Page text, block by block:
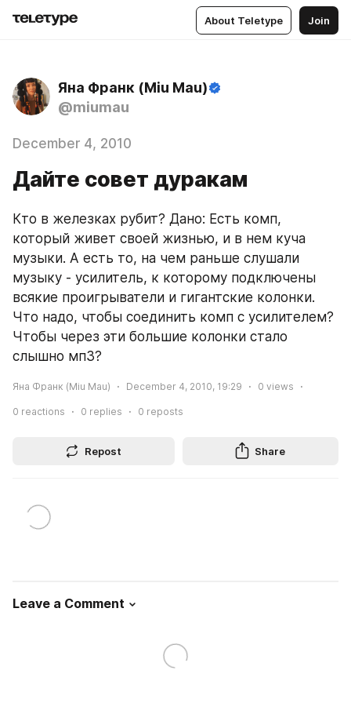
About Teletype Join
Яна Франк (Miu Mau)
@miumau
December 4, 2010
Дайте совет дуракам
Кто в железках рубит? Дано: Есть комп,
который живет своей жизнью, и в нем куча
музыки. А есть то, на чем раньше слушали
музыку - усилитель, к которому подключены
всякие проигрыватели и гигантские колонки.
Что надо, чтобы соединить комп с усилителем?
Чтобы через эти большие колонки стало
слышно мп3?
Яна Франк (Miu Mau) December 4, 2010, 19:29 0 views
0 reactions 0 replies 0 reposts
Repost Share
Leave a Comment